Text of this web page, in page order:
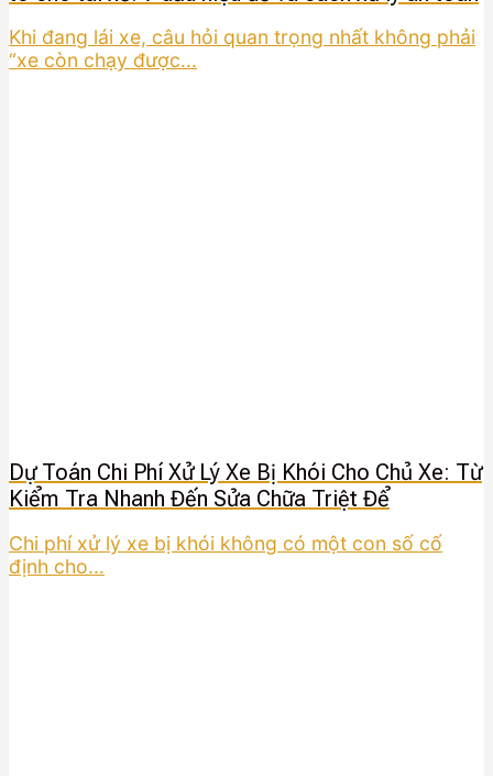
Khi đang lái xe, câu hỏi quan trọng nhất không phải
“xe còn chạy được...
Dự Toán Chi Phí Xử Lý Xe Bị Khói Cho Chủ Xe: Từ
Kiểm Tra Nhanh Đến Sửa Chữa Triệt Để
Chi phí xử lý xe bị khói không có một con số cố
định cho...